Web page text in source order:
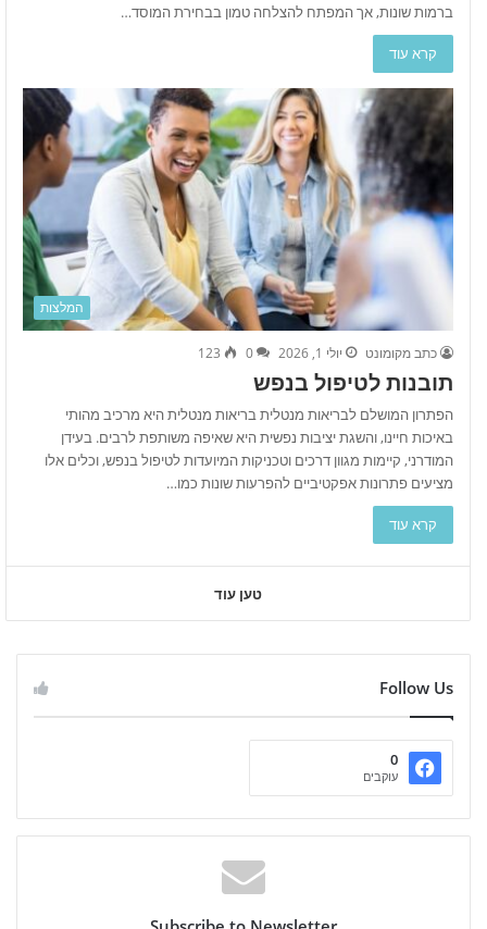
ברמות שונות, אך המפתח להצלחה טמון בבחירת המוסד…
קרא עוד
המלצות
כתב מקומונט יולי 1, 2026 0
123
תובנות לטיפול בנפש
הפתרון המושלם לבריאות מנטלית בריאות מנטלית היא מרכיב מהותי
באיכות חיינו, והשגת יציבות נפשית היא שאיפה משותפת לרבים. בעידן
המודרני, קיימות מגוון דרכים וטכניקות המיועדות לטיפול בנפש, וכלים אלו
מציעים פתרונות אפקטיביים להפרעות שונות כמו…
קרא עוד
טען עוד
Follow Us
0
עוקבים